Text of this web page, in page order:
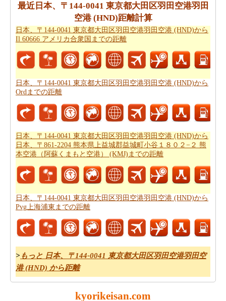
日本、〒144-0041 東京都大田区羽田空港羽田空港 (HND)
からポルトガル リスボンまで良プランが欲しいですか。
知る事はどの方を使って日本、〒144-0041 東京都大田区
旅行するんです。
道路走行は疲れて感じますか。飛行機で飛びてかかる時
間は知りたいんですか。
羽田空港羽田空港 (HND)からポルトガル リスボンまでの
飛行時間
チェックします。
それはあなたの旅のルートを計画するのは面倒ですか？
このルートプランナーは、日本、〒144-0041 東京都大田
区羽田空港羽田空港 (HND)からポルトガル リスボンまで
の道路ルートプラン
提供します。
あなたはこの旅行で過ごすことになります燃料費の見積
田空港羽田空港 (HND)からポルトガル リスボンまでの旅
行の費用を確認してください。
*この結果は近似です。道路状況や流用や気象条件や交通などが走
行距離にかかわります。
最近日本、〒144-0041 東京都大田区羽田空港羽田
空港 (HND)距離計算
日本、〒144-0041 東京都大田区羽田空港羽田空港 (HND)から
Il 60666 アメリカ合衆国までの距離
日本、〒144-0041 東京都大田区羽田空港羽田空港 (HND)から
Ordまでの距離
日本、〒144-0041 東京都大田区羽田空港羽田空港 (HND)から
日本、〒861-2204 熊本県上益城郡益城町小谷１８０２−２ 熊
本空港（阿蘇くまもと空港） (KMJ)までの距離
日本、〒144-0041 東京都大田区羽田空港羽田空港 (HND)から
Pvg上海浦東までの距離
> もっと 日本、〒144-0041 東京都大田区羽田空港羽田空
港 (HND) から距離
kyorikeisan.com